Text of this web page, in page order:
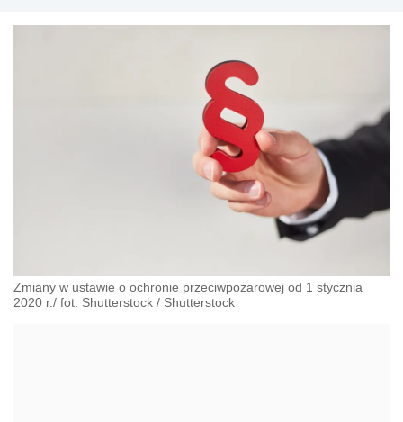
Zmiany w ustawie o ochronie przeciwpożarowej od 1 stycznia
2020 r./ fot. Shutterstock / Shutterstock